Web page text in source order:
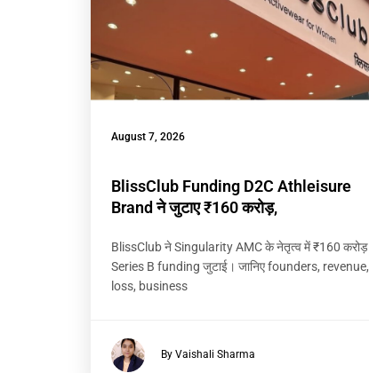
August 7, 2026
BlissClub Funding D2C Athleisure
Brand ने जुटाए ₹160 करोड़,
BlissClub ने Singularity AMC के नेतृत्व में ₹160 करोड़
Series B funding जुटाई। जानिए founders, revenue,
loss, business
By Vaishali Sharma